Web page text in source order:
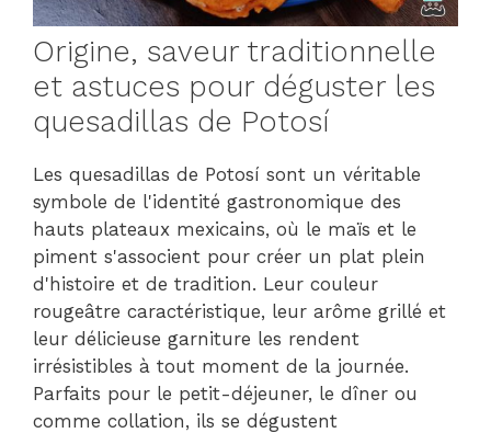
Origine, saveur traditionnelle
et astuces pour déguster les
quesadillas de Potosí
Les quesadillas de Potosí sont un véritable
symbole de l'identité gastronomique des
hauts plateaux mexicains, où le maïs et le
piment s'associent pour créer un plat plein
d'histoire et de tradition. Leur couleur
rougeâtre caractéristique, leur arôme grillé et
leur délicieuse garniture les rendent
irrésistibles à tout moment de la journée.
Parfaits pour le petit-déjeuner, le dîner ou
comme collation, ils se dégustent